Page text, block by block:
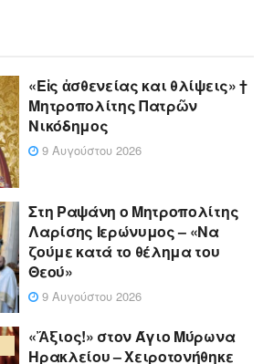
«Eἰς ἀσθενείας και θλίψεις» †
Μητροπολίτης Πατρῶν
Νικόδημος
9 Αυγούστου 2026
Στη Ραψάνη ο Μητροπολίτης
Λαρίσης Ιερώνυμος – «Να
ζούμε κατά το θέλημα του
Θεού»
9 Αυγούστου 2026
«Ἄξιος!» στον Άγιο Μύρωνα
Ηρακλείου – Χειροτονήθηκε